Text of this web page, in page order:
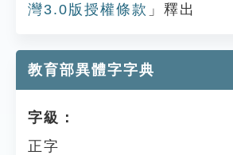
灣3.0版授權條款 」釋出
教育部異體字字典
字級：
正字